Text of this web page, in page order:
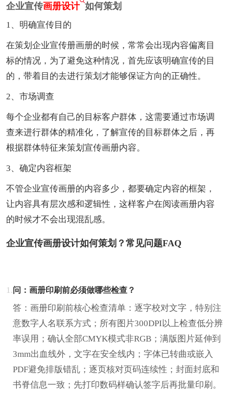
企业宣传画册设计 如何策划
1、明确宣传目的
在策划企业宣传册画册的时候，常常会出现内容偏离目
标的情况，为了避免这种情况，首先应该明确宣传的目
的，带着目的去进行策划才能够保证方向的正确性。
2、市场调查
每个企业都有自己的目标客户群体，这需要通过市场调
查来进行群体的精准化，了解宣传的目标群体之后，再
根据群体特征来策划宣传画册内容。
3、确定内容框架
不管企业宣传画册的内容多少，都要确定内容的框架，
让内容具有层次感和逻辑性，这样客户在阅读画册内容
的时候才不会出现混乱感。
企业宣传画册设计如何策划？常见问题FAQ
1.问：画册印刷前必须做哪些检查？
答：画册印刷前核心检查清单：逐字校对文字，特别注
意数字人名联系方式；所有图片300DPI以上检查低分辨
率误用；确认全部CMYK模式非RGB；满版图片延伸到
3mm出血线外，文字在安全线内；字体已转曲或嵌入
PDF避免排版错乱；逐页核对页码连续性；封面封底和
书脊信息一致；先打印数码样确认签字后再批量印刷。